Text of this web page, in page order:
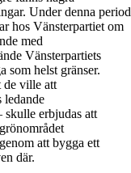
Under denna period
hos Vänsterpartiet om
med
Vänsterpartiets
som helst gränser.
de ville att
ledande
skulle erbjudas att
att bygga ett
där.